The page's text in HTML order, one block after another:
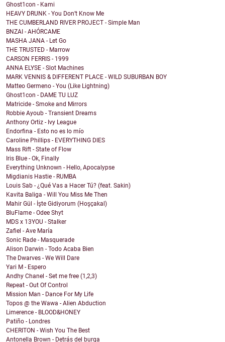
Ghost1con - Kami
HEAVY DRUNK - You Don’t Know Me
THE CUMBERLAND RIVER PROJECT - Simple Man
BNZAI - AHÓRCAME
MASHA JANA - Let Go
THE TRUSTED - Marrow
CARSON FERRIS - 1999
ANNA ELYSE - Slot Machines
MARK VENNIS & DIFFERENT PLACE - WILD SUBURBAN BOY
Matteo Germeno - You (Like Lightning)
Ghost1con - DAME TU LUZ
Matricide - Smoke and Mirrors
Robbie Ayoub - Transient Dreams
Anthony Ortiz - Ivy League
Endorfina - Esto no es lo mío
Caroline Phillips - EVERYTHING DIES
Mass Rift - State of Flow
Iris Blue - Ok, Finally
Everything Unknown - Hello, Apocalypse
Migdianis Hastie - RUMBA
Louis Sab - ¿Qué Vas a Hacer Tú? (feat. Sakin)
Kavita Baliga - Will You Miss Me Then
Mahir Gül - İşte Gidiyorum (Hoşçakal)
BluFlame - Odee Shyt
MDS x 13YOU - Stalker
Zafiel - Ave María
Sonic Rade - Masquerade
Alison Darwin - Todo Acaba Bien
The Dwarves - We Will Dare
Yari M - Espero
Andhy Chanel - Set me free (1,2,3)
Repeat - Out Of Control
Mission Man - Dance For My Life
Topos @ the Wawa - Alien Abduction
Limerence - BLOOD&HONEY
Patiño - Londres
CHERITON - Wish You The Best
Antonella Brown - Detrás del burqa